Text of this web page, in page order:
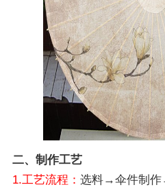
二、制作工艺
1.工艺流程： 选料→伞件制